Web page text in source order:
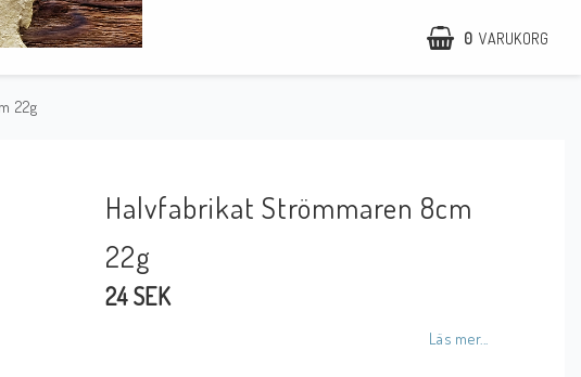
0 VARUKORG
22g
Halvfabrikat Strömmaren 8cm
22g
24 SEK
Läs mer...